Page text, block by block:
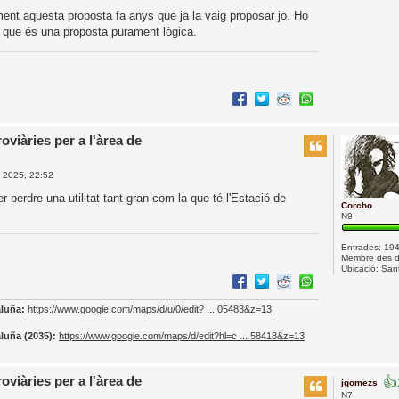
aquesta proposta fa anys que ja la vaig proposar jo. Ho
és una proposta purament lògica.
Corcho
N9
Entrades:
Membre des
Ubicació:
per a l'àrea de
2025, 22:52
perdre una utilitat tant gran com la que té l'Estació de
https://www.google.com/maps/d/u/0/edit? ... 05483&z=13
(2035): https://www.google.com/maps/d/edit?hl=c ... 58418&z=13
jgomezs 👍
N7
per a l'àrea de